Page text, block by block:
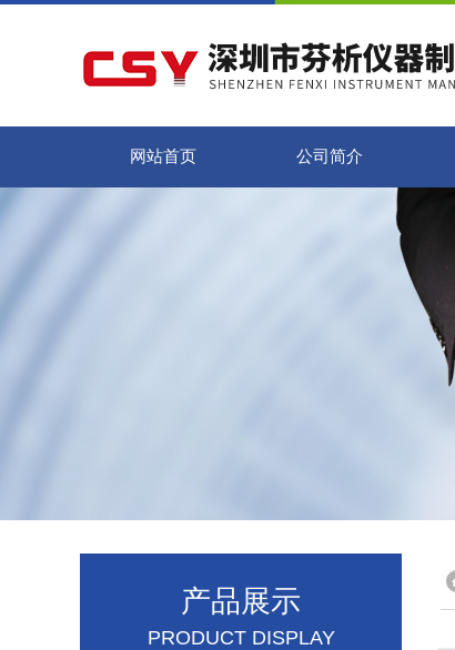
网站首页 公司简介
产品展示
PRODUCT DISPLAY